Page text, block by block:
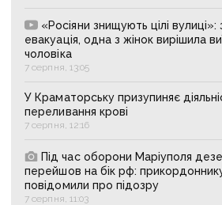
«Росіяни знищують цілі
евакуація, одна з жінок вирішила
чоловіка
7 серпня, 13:05
У Краматорську призупиняє
переливання крові
7 серпня, 12:16
Під час оборони Маріуполя
перейшов на бік рф:
повідомили про підозру
7 серпня, 11:03